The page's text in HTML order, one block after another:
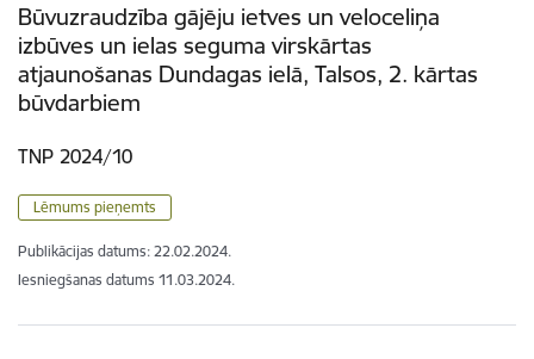
Būvuzraudzība gājēju ietves un veloceliņa
izbūves un ielas seguma virskārtas
atjaunošanas Dundagas ielā, Talsos, 2. kārtas
būvdarbiem
TNP 2024/10
Lēmums pieņemts
Publikācijas datums: 22.02.2024.
Iesniegšanas datums 11.03.2024.